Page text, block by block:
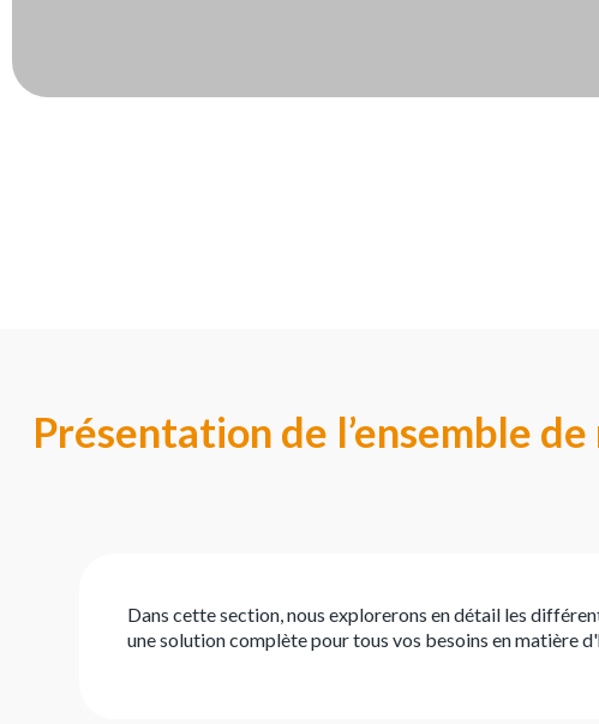
Présentation de l’ensemble
Dans cette section, nous explorerons en détail les
une solution complète pour tous vos besoins en matière